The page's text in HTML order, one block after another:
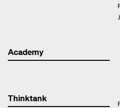
Academy
Thinktank